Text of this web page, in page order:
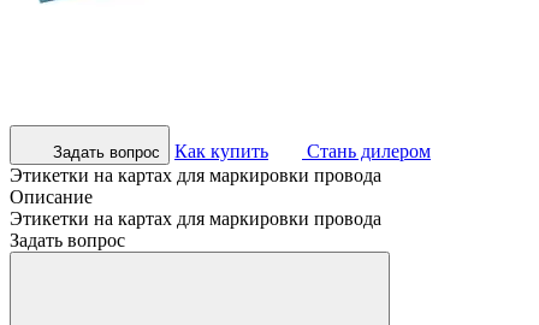
Задать вопрос Как купить
Стань дилером
Этикетки на картах для маркировки провода
Описание
Этикетки на картах для маркировки провода
Задать вопрос